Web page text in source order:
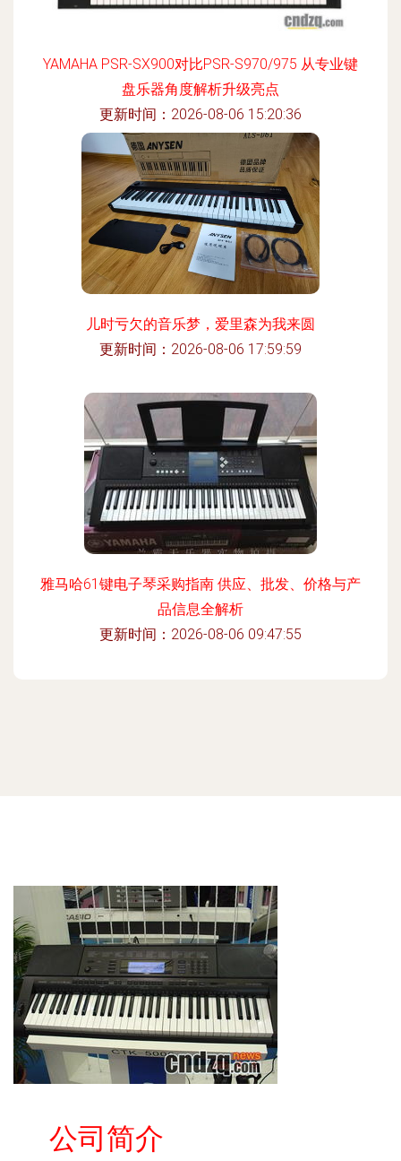
YAMAHA PSR-SX900对比PSR-S970/975 从专业键
盘乐器角度解析升级亮点
更新时间：2026-08-06 15:20:36
儿时亏欠的音乐梦，爱里森为我来圆
更新时间：2026-08-06 17:59:59
雅马哈61键电子琴采购指南 供应、批发、价格与产
品信息全解析
更新时间：2026-08-06 09:47:55
公司简介